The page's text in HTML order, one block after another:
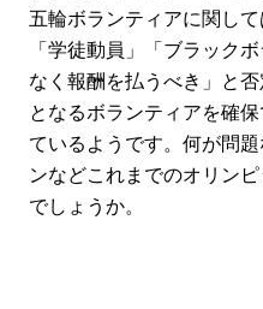
五輪ボランティアに関し
「学徒動員」「ブラック
なく報酬を払うべき」と
となるボランティアを確
ているようです。何が問
ンなどこれまでのオリン
でしょうか。